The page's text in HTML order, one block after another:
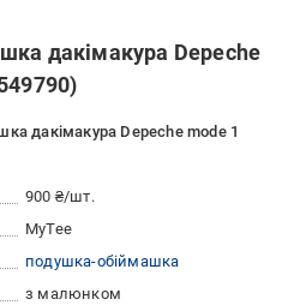
дакімакура Depeche
дакімакура Depeche mode 1
900 ₴/шт.
MyTee
подушка-обіймашка
з малюнком